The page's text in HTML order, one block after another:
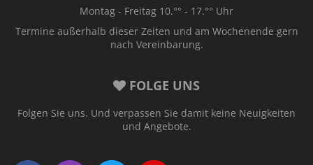
Montag - Freitag 10.°° - 17.°° Uhr
Termine außerhalb dieser Zeiten und am Wochenende gern
nach Vereinbarung.
FOLGE UNS
Folgen Sie uns. Und verpassen Sie damit keine Neuigkeiten
und Angebote.